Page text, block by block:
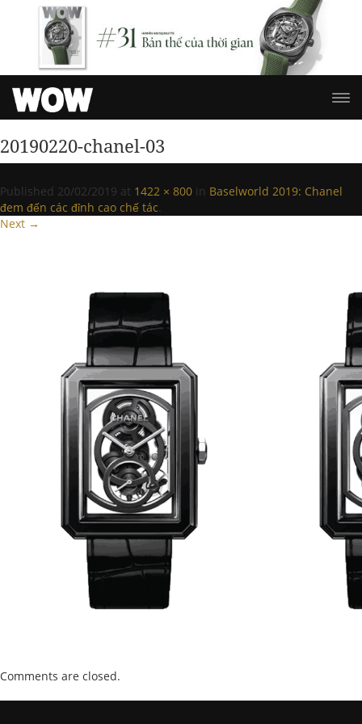
20190220-chanel-03
Published 20/02/2019 at 1422 × 800 in Baselworld 2019: Chanel
đem đến các đỉnh cao chế tác.
Next →
Comments are closed.